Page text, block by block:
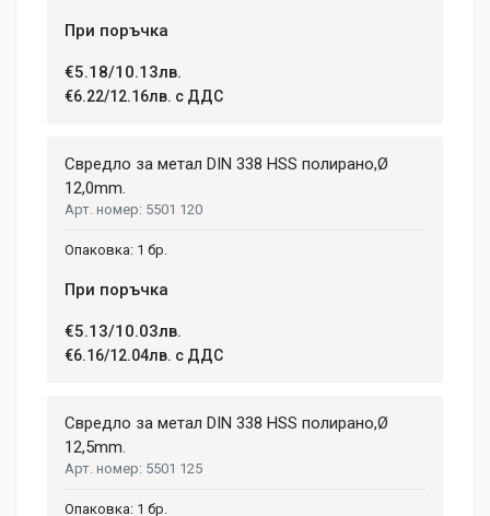
При поръчка
€5.18/10.13лв.
€6.22/12.16лв. с ДДС
Свредло за метал DIN 338 HSS полирано,Ø
12,0mm.
5501 120
1 бр.
При поръчка
€5.13/10.03лв.
€6.16/12.04лв. с ДДС
Свредло за метал DIN 338 HSS полирано,Ø
12,5mm.
5501 125
1 бр.